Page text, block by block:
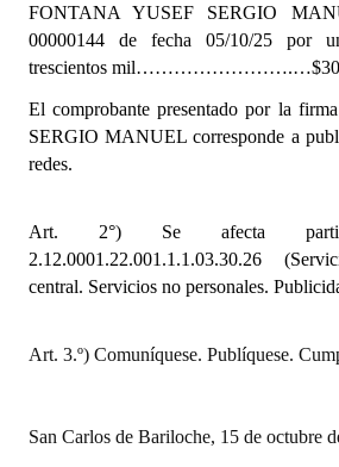
Antiguos Pobladores
Noticias Destacadas
Registros y Distinciones
Datos Históricos
Audiencias Públicas - Registro
Mujeres que Dejaron Huellas - Registro
Periodistas Decanos - Registro
Banca del Vecino - Registro
FONTANA YUSEF SERGIO
00000144 de fecha 05/10/25 por
trescientos
El comprobante presentado por la firma
SERGIO MANUELcorresponde a
redes.
Art. 2°) Se afecta partida
2.12.0001.22.001.1.1.03.30.26
central. Servicios no personales.
Art. 3.º) Comuníquese. Publíquese.
San Carlos de Bariloche, 15 de octubre